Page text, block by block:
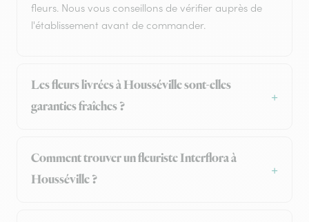
fleurs. Nous vous conseillons de vérifier auprès de
l'établissement avant de commander.
Les fleurs livrées à Housséville sont-elles
garanties fraîches ?
Comment trouver un fleuriste Interflora à
Housséville ?